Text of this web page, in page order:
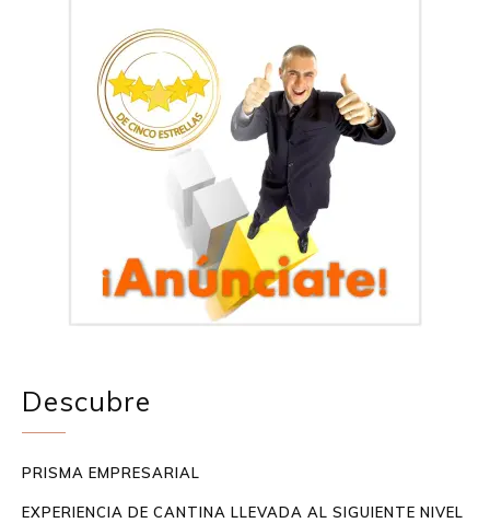
Descubre
PRISMA EMPRESARIAL
EXPERIENCIA DE CANTINA LLEVADA AL SIGUIENTE NIVEL